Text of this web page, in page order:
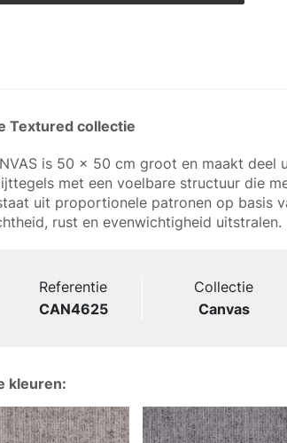
Textured collectie
is 50 x 50 cm groot en maakt deel
met een voelbare structuur die
uit proportionele patronen op basis
rust en evenwichtigheid uitstralen.
Referentie
CAN4625
Collectie
Canvas
kleuren: